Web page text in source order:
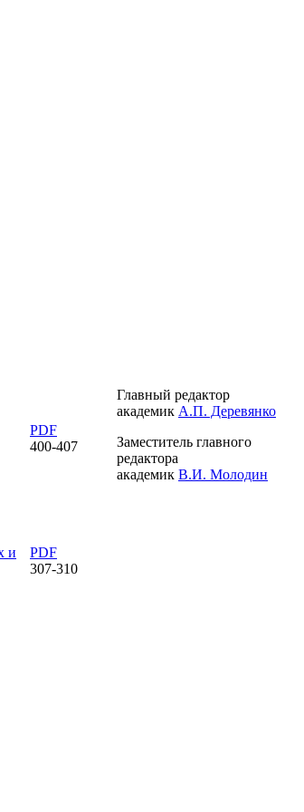
PDF
400-407
и
PDF
307-310
Главный редактор
академик А.П. Деревянко
Заместитель главного
редактора
академик В.И. Молодин